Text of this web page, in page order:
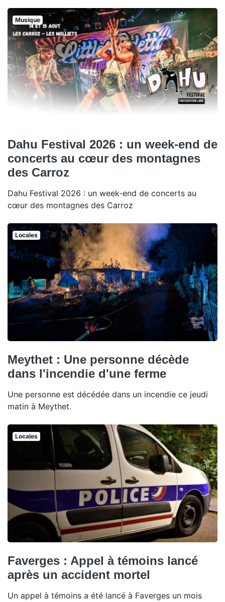
Musique
Dahu Festival 2026 : un week-end de
concerts au cœur des montagnes
des Carroz
Dahu Festival 2026 : un week-end de concerts au
cœur des montagnes des Carroz
Locales
Meythet : Une personne décède
dans l'incendie d'une ferme
Une personne est décédée dans un incendie ce jeudi
matin à Meythet.
Locales
Faverges : Appel à témoins lancé
après un accident mortel
Un appel à témoins a été lancé à Faverges un mois